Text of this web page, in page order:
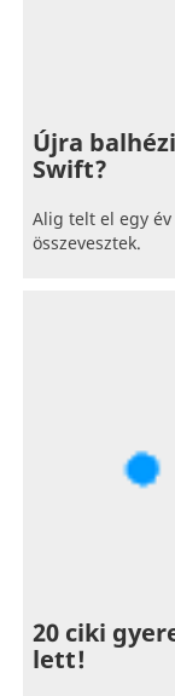
Újra
Swift?
Alig telt el egy
összevesztek.
20 ciki
lett!